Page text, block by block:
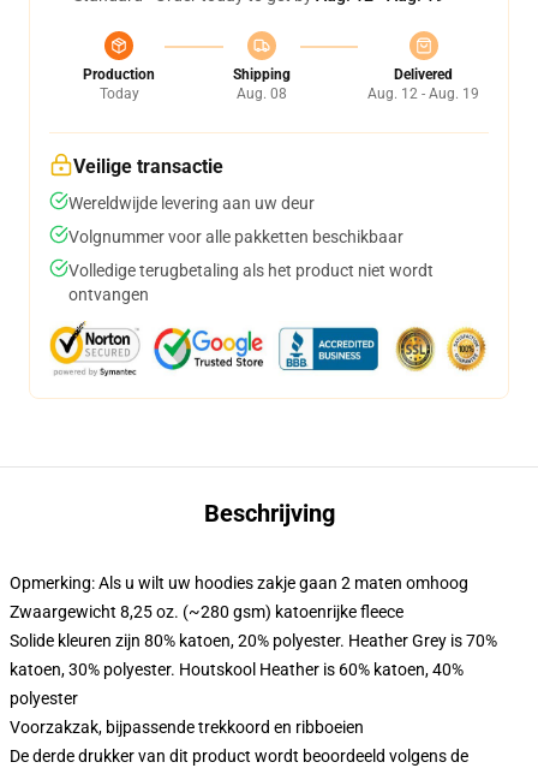
Production
Today
Shipping
Aug. 08
Delivered
Aug. 12 - Aug. 19
Veilige transactie
Wereldwijde levering aan uw deur
Volgnummer voor alle pakketten beschikbaar
Volledige terugbetaling als het product niet wordt
ontvangen
Beschrijving
Opmerking: Als u wilt uw hoodies zakje gaan 2 maten omhoog
Zwaargewicht 8,25 oz. (~280 gsm) katoenrijke fleece
Solide kleuren zijn 80% katoen, 20% polyester. Heather Grey is 70%
katoen, 30% polyester. Houtskool Heather is 60% katoen, 40%
polyester
Voorzakzak, bijpassende trekkoord en ribboeien
De derde drukker van dit product wordt beoordeeld volgens de